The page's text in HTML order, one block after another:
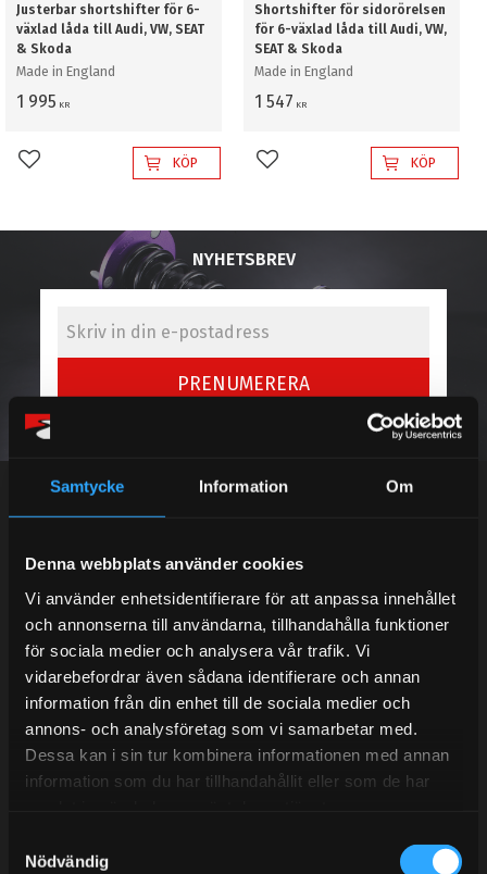
Samtycke Information Om
Denna webbplats använder cookies
Vi använder enhetsidentifierare för att anpassa innehållet
och annonserna till användarna, tillhandahålla funktioner
för sociala medier och analysera vår trafik. Vi
vidarebefordrar även sådana identifierare och annan
information från din enhet till de sociala medier och
annons- och analysföretag som vi samarbetar med.
Dessa kan i sin tur kombinera informationen med annan
information som du har tillhandahållit eller som de har
Nödvändig
Justerbar shortshifter för 6-
växlad låda till Audi, VW, SEAT
& Skoda
Made in England
1 995 KR
Lägg till i favoriterKÖP
Shortshifter för sidorörelsen
för 6-växlad låda till Audi, VW,
SEAT & Skoda
Made in England
1 547 KR
Lägg till i favoriterKÖP
NYHETSBREV
PRENUMERERA
Kundtjänst telefon:
Semestertider.
Under V.27 - V.33 nås vi enbart på mejl. Ordrar skickas
under sommaren men med viss fördröjning. 2/7 -9/7 är
det helt stängt.
Mån-Tors: 10:30-15:00
Lunchstängt 12:00-13:00
E-post:info@streetperformance.se